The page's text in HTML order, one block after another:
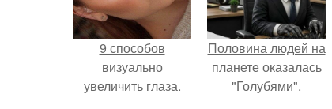
9 способов
визуально
увеличить глаза.
Половина людей на
планете оказалась
"Голубями".